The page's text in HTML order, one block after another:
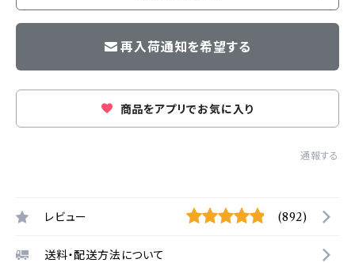
再入荷通知を希望する
商品をアプリでお気に入り
通報する
レビュー (892)
送料・配送方法について